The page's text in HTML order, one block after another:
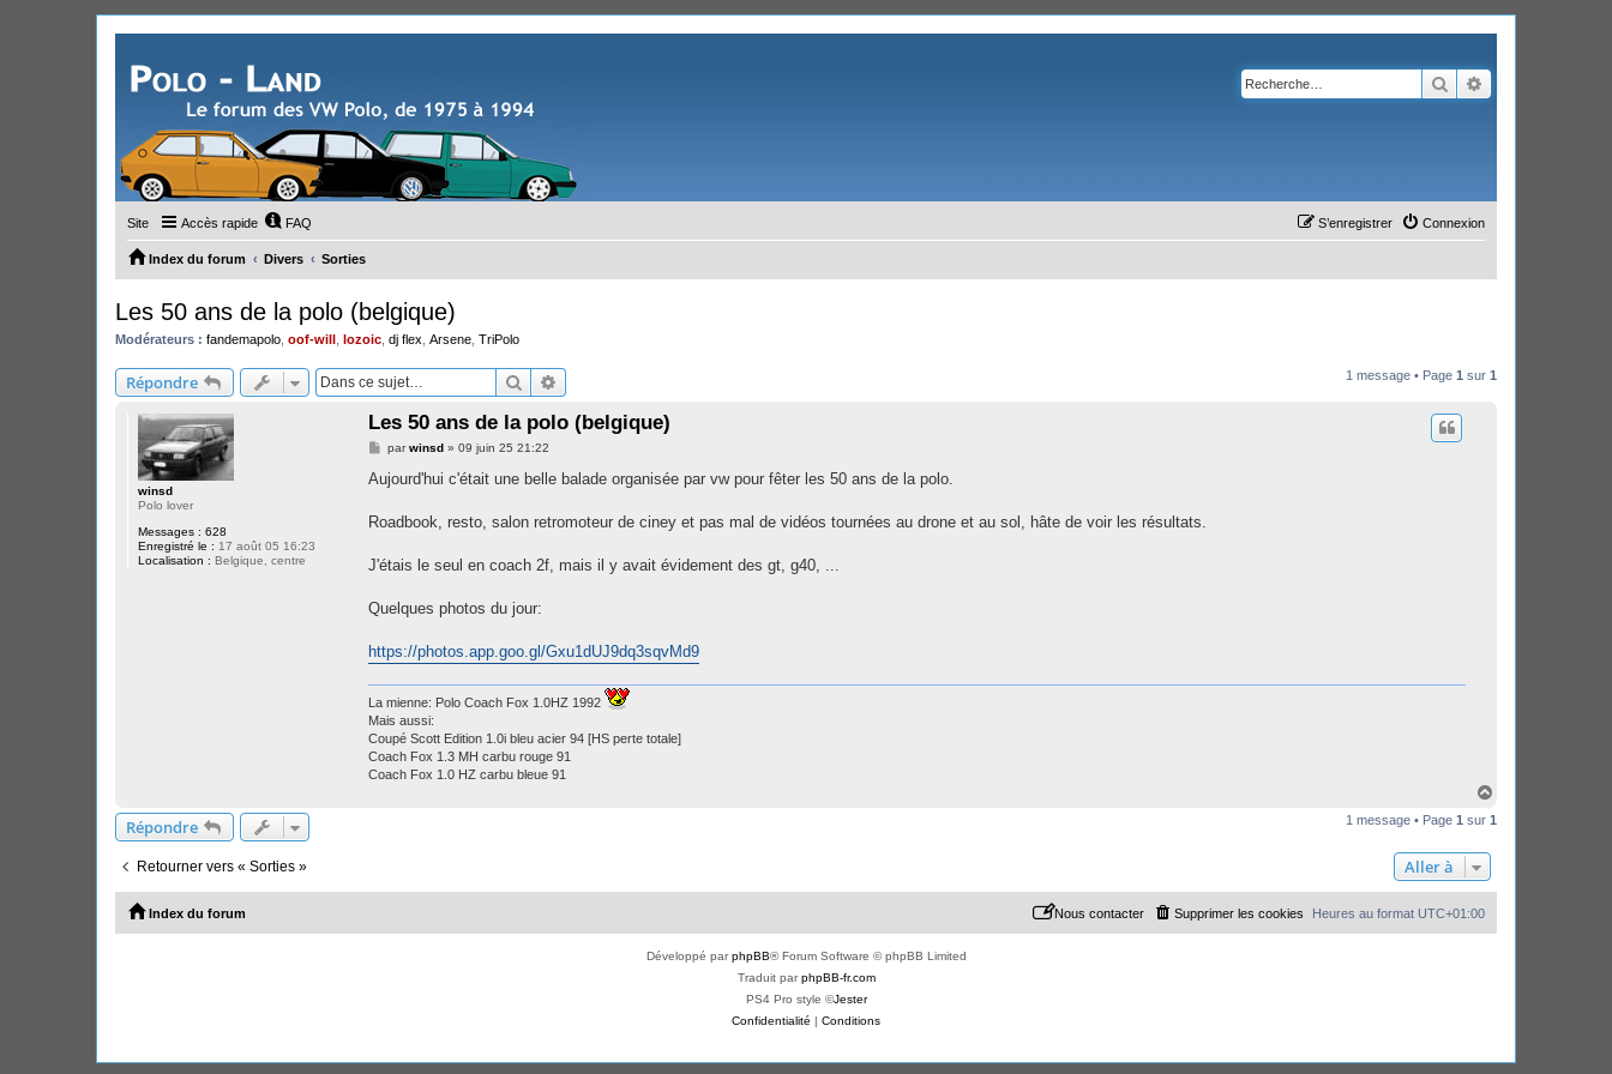
Rechercher
Site Accès rapide FAQ Connexion
S’enregistrer
Index du forum Divers Sorties
Les 50 ans de la polo (belgique)
Modérateurs : fandemapolo oof-will lozoic dj flex Arsene TriPolo
Répondre Rechercher 1 message • Page 1 sur 1
winsd
Polo lover
Messages : 628
Enregistré le : 17 août 05 16:23
Localisation : Belgique, centre
Les 50 ans de la polo (belgique)
M
s
s
g
parwinsd» 09 juin 25 21:22
Aujourd'hui c'était une belle balade organisée par vw pour fêter les 50 ans de la polo.
Roadbook, resto, salon retromoteur de ciney et pas mal de vidéos tournées au drone et au sol, hâte de voir les résultats.
J'étais le seul en coach 2f, mais il y avait évidement des gt, g40, ...
Quelques photos du jour:
https://photos.app.goo.gl/Gxu1dUJ9dq3sqvMd9
La mienne: Polo Coach Fox 1.0HZ 1992
Mais aussi:
Coupé Scott Edition 1.0i bleu acier 94 [HS perte totale]
Coach Fox 1.3 MH carbu rouge 91
Coach Fox 1.0 HZ carbu bleue 91
u
Répondre 1 message • Page 1 sur 1
Retourner vers « Sorties » Aller à
Index du forum Heures au format UTC+01:00
Supprimer les cookies
Nous contacter
Développé parphpBB® Forum Software © phpBB Limited
Traduit parphpBB-fr.com
PS4 Pro style ©Jester
Confidentialité | Conditions